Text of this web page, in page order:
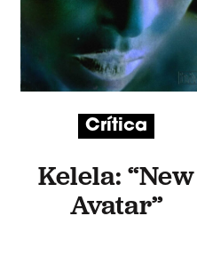
Crítica
Kelela: “New
Avatar”